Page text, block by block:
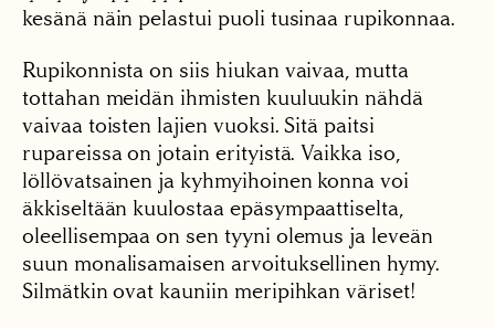
kesänä näin pelastui puoli tusinaa rupikonnaa.
Rupikonnista on siis hiukan vaivaa, mutta
tottahan meidän ihmisten kuuluukin nähdä
vaivaa toisten lajien vuoksi. Sitä paitsi
rupareissa on jotain erityistä. Vaikka iso,
löllövatsainen ja kyhmyihoinen konna voi
äkkiseltään kuulostaa epäsympaattiselta,
oleellisempaa on sen tyyni olemus ja leveän
suun monalisamaisen arvoituksellinen hymy.
Silmätkin ovat kauniin meripihkan väriset!